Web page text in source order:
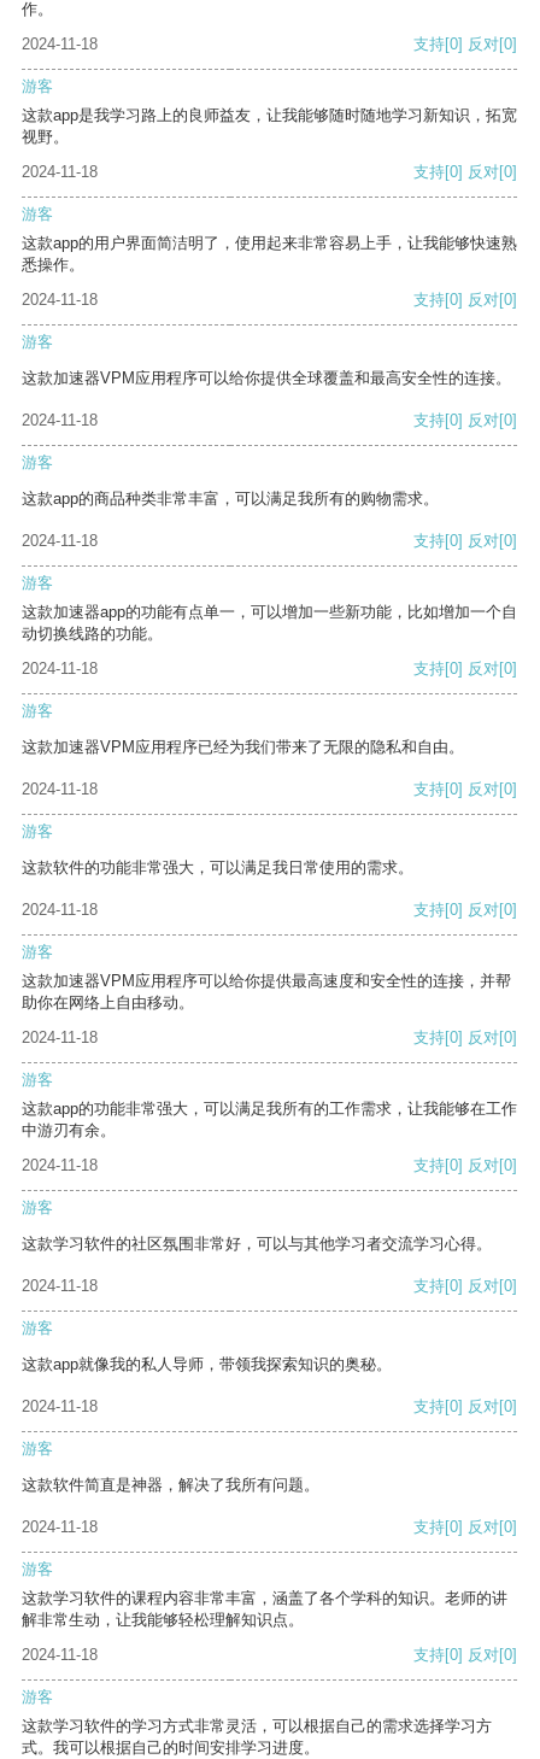
作。
2024-11-18
支持[0] 反对[0]
游客
这款app是我学习路上的良师益友，让我能够随时随地学习新知识，拓宽
视野。
2024-11-18
支持[0] 反对[0]
游客
这款app的用户界面简洁明了，使用起来非常容易上手，让我能够快速熟
悉操作。
2024-11-18
支持[0] 反对[0]
游客
这款加速器VPM应用程序可以给你提供全球覆盖和最高安全性的连接。
2024-11-18 支持[0] 反对[0]
游客
这款app的商品种类非常丰富，可以满足我所有的购物需求。
2024-11-18 支持[0] 反对[0]
游客
这款加速器app的功能有点单一，可以增加一些新功能，比如增加一个自
动切换线路的功能。
2024-11-18
支持[0] 反对[0]
游客
这款加速器VPM应用程序已经为我们带来了无限的隐私和自由。
2024-11-18 支持[0] 反对[0]
游客
这款软件的功能非常强大，可以满足我日常使用的需求。
2024-11-18 支持[0] 反对[0]
游客
这款加速器VPM应用程序可以给你提供最高速度和安全性的连接，并帮
助你在网络上自由移动。
2024-11-18
支持[0] 反对[0]
游客
这款app的功能非常强大，可以满足我所有的工作需求，让我能够在工作
中游刃有余。
2024-11-18
支持[0] 反对[0]
游客
这款学习软件的社区氛围非常好，可以与其他学习者交流学习心得。
2024-11-18 支持[0] 反对[0]
游客
这款app就像我的私人导师，带领我探索知识的奥秘。
2024-11-18 支持[0] 反对[0]
游客
这款软件简直是神器，解决了我所有问题。
2024-11-18 支持[0] 反对[0]
游客
这款学习软件的课程内容非常丰富，涵盖了各个学科的知识。老师的讲
解非常生动，让我能够轻松理解知识点。
2024-11-18
支持[0] 反对[0]
游客
这款学习软件的学习方式非常灵活，可以根据自己的需求选择学习方
式。我可以根据自己的时间安排学习进度。